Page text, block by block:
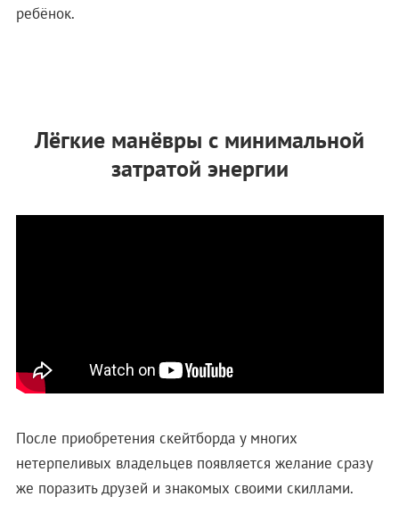
ребёнок.
Лёгкие манёвры с минимальной
затратой энергии
После приобретения скейтборда у многих
нетерпеливых владельцев появляется желание сразу
же поразить друзей и знакомых своими скиллами.